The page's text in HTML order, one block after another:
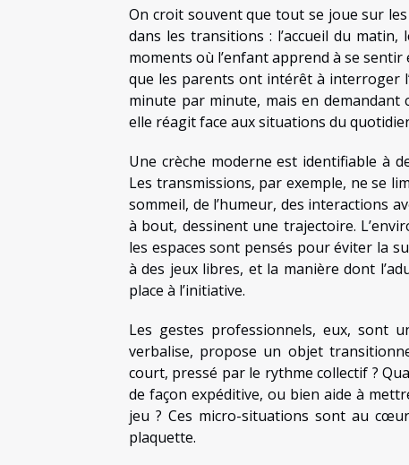
On croit souvent que tout se joue sur
dans les transitions : l’accueil du
moments où l’enfant apprend à se
que les parents ont intérêt à interroger
minute par minute, mais en demandant
elle réagit face aux situations du
Une crèche moderne est identifiable à
Les transmissions, par exemple, ne se
sommeil, de l’humeur, des interactions
à bout, dessinent une trajectoire.
les espaces sont pensés pour éviter la
à des jeux libres, et la manière dont
place à l’initiative.
Les gestes professionnels, eux, sont
verbalise, propose un objet
court, pressé par le rythme collectif ?
de façon expéditive, ou bien aide à
jeu ? Ces micro-situations sont au
plaquette.